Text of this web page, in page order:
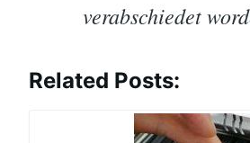
verabschiedet
Related Posts: